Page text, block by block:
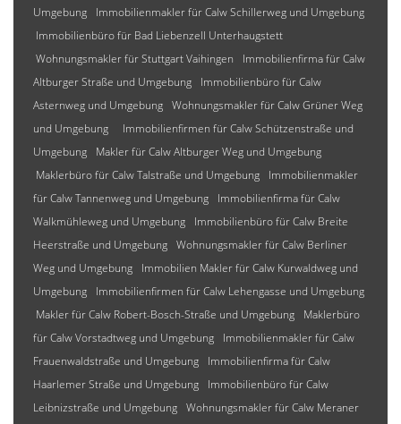
Umgebung
Immobilienmakler für Calw Schillerweg und Umgebung
Immobilienbüro für Bad Liebenzell Unterhaugstett
Wohnungsmakler für Stuttgart Vaihingen
Immobilienfirma für Calw
Altburger Straße und Umgebung
Immobilienbüro für Calw
Asternweg und Umgebung Wohnungsmakler für Calw Grüner Weg
und Umgebung
Immobilienfirmen für Calw Schützenstraße und
Umgebung
Makler für Calw Altburger Weg und Umgebung
Maklerbüro für Calw Talstraße und Umgebung
Immobilienmakler
für Calw Tannenweg und Umgebung
Immobilienfirma für Calw
Walkmühleweg und Umgebung
Immobilienbüro für Calw Breite
Heerstraße und Umgebung Wohnungsmakler für Calw Berliner
Weg und Umgebung
Immobilien Makler für Calw Kurwaldweg und
Umgebung
Immobilienfirmen für Calw Lehengasse und Umgebung
Makler für Calw Robert-Bosch-Straße und Umgebung
Maklerbüro
für Calw Vorstadtweg und Umgebung
Immobilienmakler für Calw
Frauenwaldstraße und Umgebung
Immobilienfirma für Calw
Haarlemer Straße und Umgebung
Immobilienbüro für Calw
Leibnizstraße und Umgebung Wohnungsmakler für Calw Meraner